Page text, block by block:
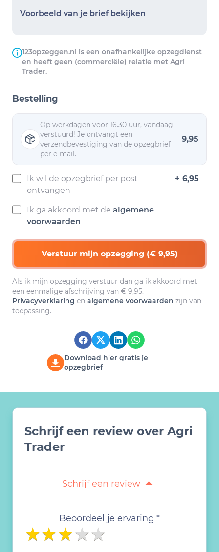
Voorbeeld van je brief bekijken
123opzeggen.nl is een onafhankelijke opzegdienst
en heeft geen (commerciële) relatie met Agri
Trader.
Bestelling
Op werkdagen voor 16.30 uur, vandaag
verstuurd! Je ontvangt een
verzendbevestiging van de opzegbrief
per e-mail.
9,95
Ik wil de opzegbrief per post
ontvangen
+ 6,95
Ik ga akkoord met dealgemene
voorwaarden
Verstuur mijn opzegging (€ 9,95)
Als ik mijn opzegging verstuur dan ga ik akkoord met
een eenmalige afschrijving van € 9,95.
Privacyverklaring en algemene voorwaarden zijn van
toepassing.
Download hier gratis je
opzegbrief
Schrijf een review over Agri
Trader
Schrijf een review
Beoordeel je ervaring *